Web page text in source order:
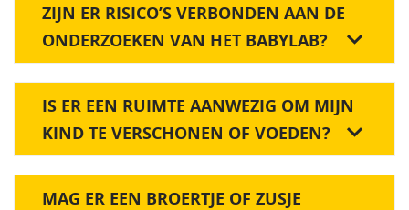
ZIJN ER RISICO’S VERBONDEN AAN DE
ONDERZOEKEN VAN HET BABYLAB?
IS ER EEN RUIMTE AANWEZIG OM MIJN
KIND TE VERSCHONEN OF VOEDEN?
MAG ER EEN BROERTJE OF ZUSJE